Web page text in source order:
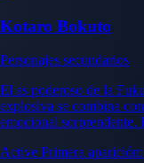
Kotaro Bokuto
Personajes secundarios
El as poderoso de la
explosiva se combina
emocional
Active Primera